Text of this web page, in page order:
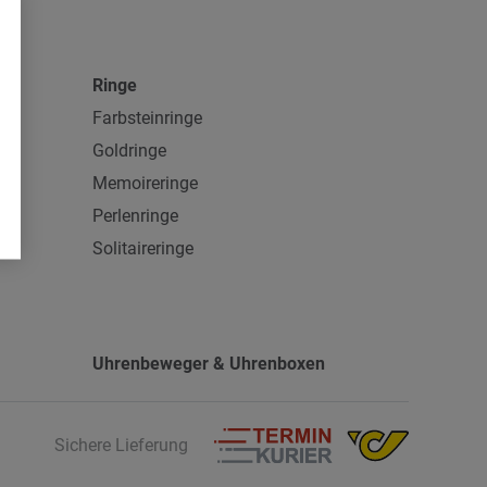
Ringe
Farbsteinringe
Goldringe
Memoireringe
Perlenringe
Solitaireringe
Uhrenbeweger & Uhrenboxen
Sichere Lieferung